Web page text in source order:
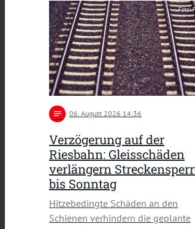
Foto:
notes 06. August 2026 14:36
Verzögerung auf der
Riesbahn: Gleisschäden
verlängern
bis Sonntag
Hitzebedingte Schäden an den
Schienen verhindern die geplante